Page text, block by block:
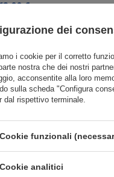
€
dei
i cookie per il corretto
nostra che dei nostri
acconsentite alla loro
sulla scheda "Configura
dal rispettivo terminale.
Cookie funzionali
Cookie analitici